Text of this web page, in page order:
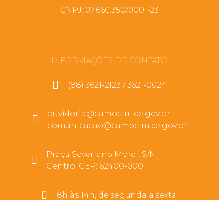
CNPJ: 07.660.350/0001-23
INFORMAÇÕES DE CONTATO
(88) 3621-2123 / 3621-0024
ouvidoria@camocim.ce.gov.br
comunicacao@camocim.ce.gov.br
Praça Severiano Morel, S/N –
Centro. CEP: 62400-000
8h às 14h, de segunda a sexta.